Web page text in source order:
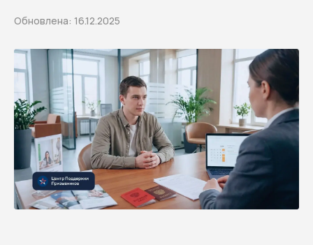
Обновлена: 16.12.2025